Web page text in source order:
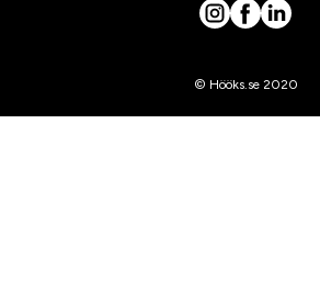
© Hööks.se 2020